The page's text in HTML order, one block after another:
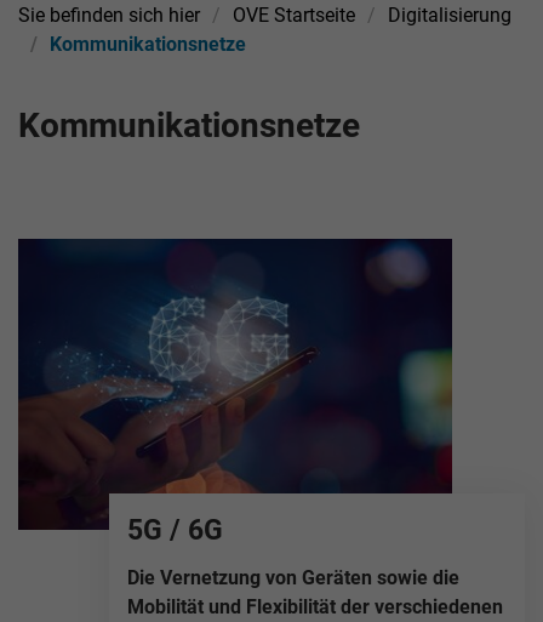
Sie befinden sich hier OVE Startseite
Digitalisierung
Kommunikationsnetze
Kommunikationsnetze
5G / 6G
Die Vernetzung von Geräten sowie die
Mobilität und Flexibilität der verschiedenen